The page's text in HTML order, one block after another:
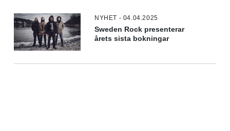
NYHET - 04.04.2025
Sweden Rock presenterar
årets sista bokningar